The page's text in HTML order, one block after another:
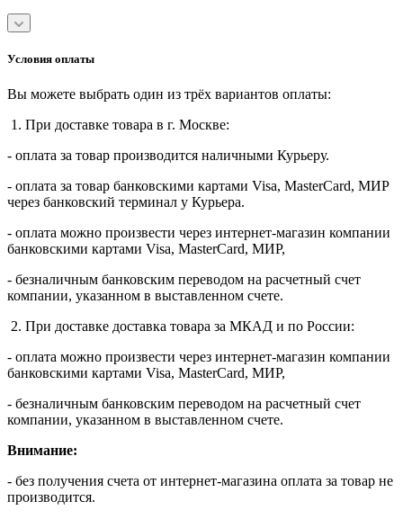
Условия оплаты
Вы можете выбрать один из трёх вариантов оплаты:
1. При доставке товара в г. Москве:
- оплата за товар производится наличными Курьеру.
- оплата за товар банковскими картами Visa, MasterСard, МИР
через банковский терминал у Курьера.
- оплата можно произвести через интернет-магазин компании
банковскими картами Visa, MasterСard, МИР,
- безналичным банковским переводом на расчетный счет
компании, указанном в выставленном счете.
2. При доставке доставка товара за МКАД и по России:
- оплата можно произвести через интернет-магазин компании
банковскими картами Visa, MasterСard, МИР,
- безналичным банковским переводом на расчетный счет
компании, указанном в выставленном счете.
Внимание:
- без получения счета от интернет-магазина оплата за товар не
производится.